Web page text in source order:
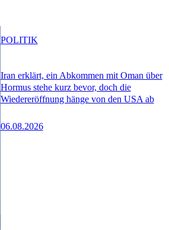
Iran erklärt, ein Abkommen mit Oman über
Hormus stehe kurz bevor, doch die
Wiedereröffnung hänge von den USA ab
06.08.2026
POLITIK